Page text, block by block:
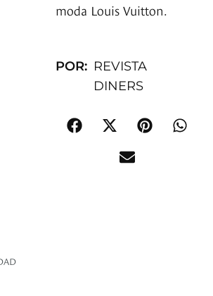
moda Louis Vuitton.
POR: REVISTA
DINERS